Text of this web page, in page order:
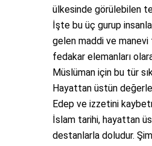
ülkesinde görülebilen
İşte bu üç gurup
gelen maddi ve
fedakar elemanları
Müslüman için bu tür
Hayattan üstün
Edep ve izzetini
İslam tarihi, hayattan
destanlarla doludur.